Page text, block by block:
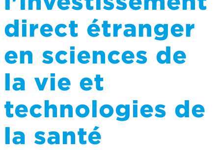
direct étranger
en sciences de
la vie et
technologies de
la santé